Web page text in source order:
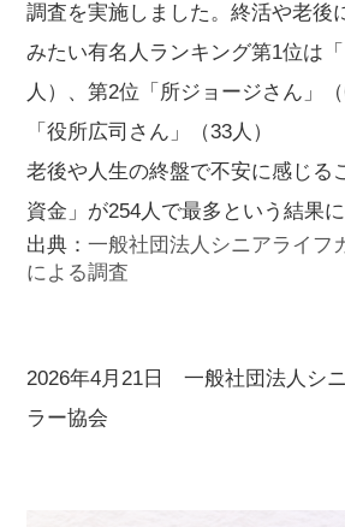
調査を実施しました。終活や老後
みたい有名人ランキング第1位は
人）、第2位「所ジョージさん」
「役所広司さん」（33人）
老後や人生の終盤で不安に感じる
資金」が254人で最多という結果に
出典：一般社団法人シニアライフ
による調査
2026年4月21日 一般社団法人シ
ラー協会